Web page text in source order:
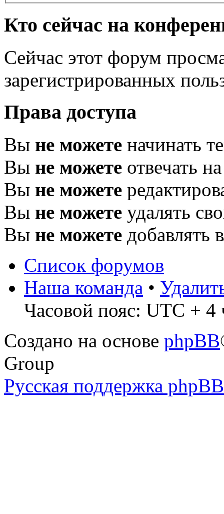
Кто сейчас на
Сейчас этот форум
зарегистрированных
Права доступа
Вы не можете начинать
Вы не можете отвечать
Вы не можете
Вы не можете удалять
Вы не можете добавлять
Список форумов
Наша команда •
Часовой пояс: UTC + 4
Создано на основе phpBB
Group
Русская поддержка phpBB